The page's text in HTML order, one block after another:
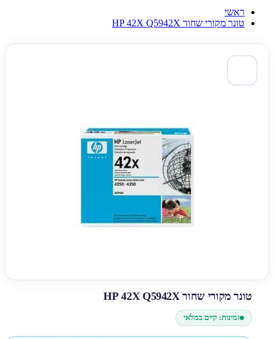
ראשי
טונר מקורי שחור HP 42X Q5942X
טונר מקורי שחור HP 42X Q5942X
זמינות: קיים במלאי